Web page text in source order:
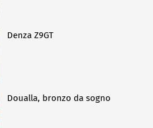
Denza Z9GT
Doualla, bronzo da sogno